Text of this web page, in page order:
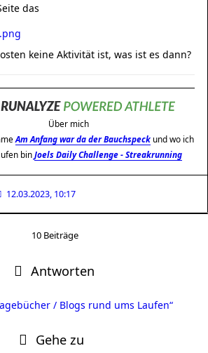
das
keine Aktivität ist, was ist es dann?
Über mich
Am Anfang war da der Bauchspeckund wo ich
binJoels Daily Challenge - Streakrunning
12.03.2023, 10:17
10 Beiträge
Antworten
/ Blogs rund ums Laufen“
Gehe zu